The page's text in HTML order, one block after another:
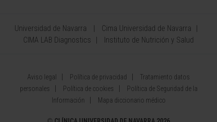
Universidad de Navarra
Cima Universidad de Navarra
CIMA LAB Diagnostics
Instituto de Nutrición y Salud
Aviso legal Política de privacidad
Tratamiento datos
personales
Política de cookies
Política de Seguridad de la
Información
Mapa diccionario médico